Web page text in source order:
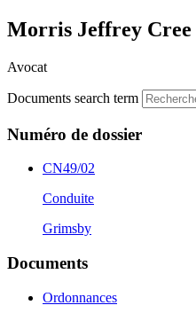
Morris Jeffrey Cree
Avocat
Documents search term
Numéro de dossier
CN49/02
Conduite
Grimsby
Documents
Ordonnances